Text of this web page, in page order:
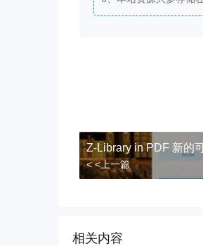
Z-Library in PDF 新的
< <上一篇
相关内容